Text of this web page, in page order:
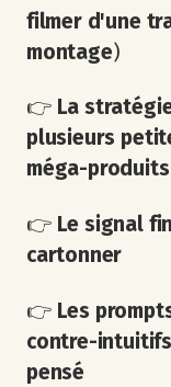
filmer d'une
montage)
👉 La
plusieurs
méga-produits
👉 Le signal
cartonner
👉 Les
contre-
pensé